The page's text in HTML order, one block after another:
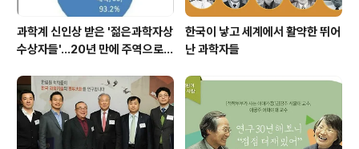
과학계 신인상 받은 '젊은과학자상
수상자들'…20년 만에 주역으로
한국이 낳고 세계에서 활약한 뛰어
난 과학자들